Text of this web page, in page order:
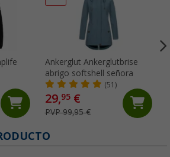
Ankerglut Ankerglutbrise
abrigo softshell señora
(51)
29,95€
PVP 99,95 €